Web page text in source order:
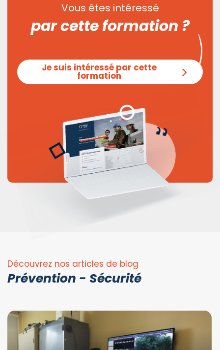
Vous êtes intéressé
par cette formation ?
Je suis intéressé par cette
formation
Découvrez nos articles de blog
Prévention - Sécurité